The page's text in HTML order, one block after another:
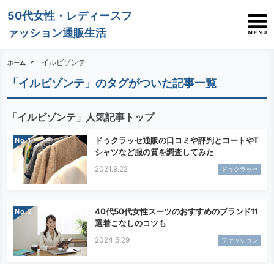
50代女性・レディースフ
ァッション通販生活
ホーム イルビゾンテ
「イルビゾンテ」のタグがついた記事一覧
「イルビゾンテ」人気記事トップ
No.
ドゥクラッセ通販の口コミや評判とコートやT
シャツなど服の質を調査してみた
2021.9.22 ドゥクラッセ
No.
40代50代女性スーツのおすすめのブランド11
選着こなしのコツも
2024.5.29 ファッション